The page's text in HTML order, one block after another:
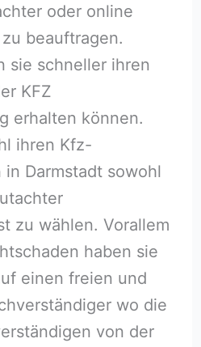
oder online
beauftragen.
sie schneller ihren
KFZ
erhalten können.
ihren Kfz-
Darmstadt sowohl
zu wählen. Vorallem
haben sie
einen freien und
wo die
von der